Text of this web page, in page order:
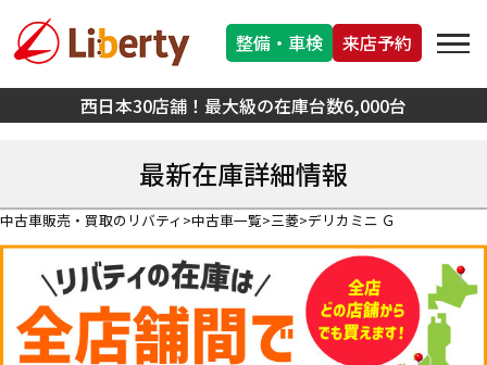
西日本30店舗！最大級の在庫台数6,000台
整備・車検 来店予約
最新在庫詳細情報
中古車販売・買取のリバティ 中古車一覧 三菱 デリカミニ Ｇ